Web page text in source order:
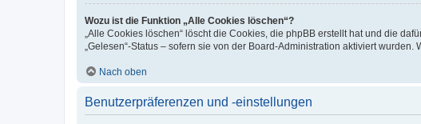
Wozu ist die Funktion „Alle Cookies löschen“?
„Alle Cookies löschen“ löscht die Cookies, die phpBB erstellt hat und die
„Gelesen“-Status – sofern sie von der Board-Administration aktiviert
Nach oben
Benutzerpräferenzen und -einstellungen